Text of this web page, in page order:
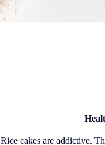
Rice cakes are addictive.